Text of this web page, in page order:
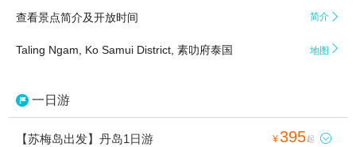
查看景点简介及开放时间 简介 
Taling Ngam, Ko Samui District, 素叻府泰国 地图 
一日游
【苏梅岛出发】丹岛1日游 ¥395起 